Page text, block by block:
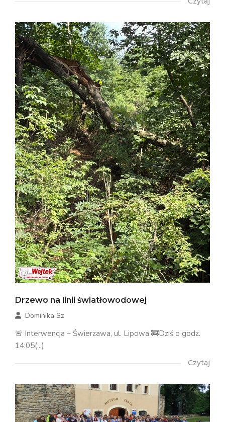
Drzewo na linii światłowodowej
Dominika Sz
🚨 Interwencja – Świerzawa, ul. Lipowa 🚒Dziś o godz.
14:05(...)
Czytaj